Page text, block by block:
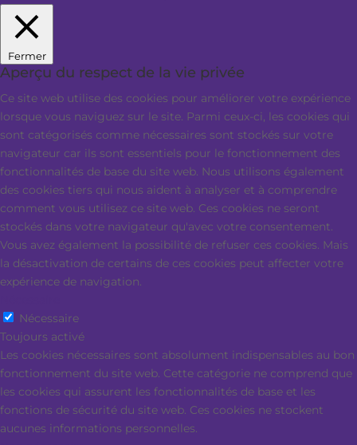
Fermer
Aperçu du respect de la vie privée
Ce site web utilise des cookies pour améliorer votre expérience
lorsque vous naviguez sur le site. Parmi ceux-ci, les cookies qui
sont catégorisés comme nécessaires sont stockés sur votre
navigateur car ils sont essentiels pour le fonctionnement des
fonctionnalités de base du site web. Nous utilisons également
des cookies tiers qui nous aident à analyser et à comprendre
comment vous utilisez ce site web. Ces cookies ne seront
stockés dans votre navigateur qu'avec votre consentement.
Vous avez également la possibilité de refuser ces cookies. Mais
la désactivation de certains de ces cookies peut affecter votre
expérience de navigation.
Nécessaire
Toujours activé
Les cookies nécessaires sont absolument indispensables au bon
fonctionnement du site web. Cette catégorie ne comprend que
les cookies qui assurent les fonctionnalités de base et les
fonctions de sécurité du site web. Ces cookies ne stockent
aucunes informations personnelles.